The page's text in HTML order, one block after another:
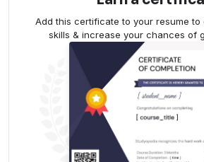
Add this certificate to your resume to
skills & increase your chances of